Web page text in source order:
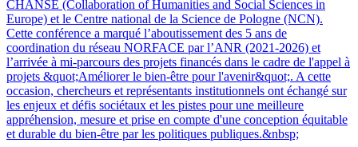
CHANSE (Collaboration of Humanities and Social Sciences in
Europe) et le Centre national de la Science de Pologne (NCN).
Cette conférence a marqué l’aboutissement des 5 ans de
coordination du réseau NORFACE par l’ANR (2021-2026) et
l’arrivée à mi-parcours des projets financés dans le cadre de l'appel à
projets &quot;Améliorer le bien-être pour l'avenir&quot;. A cette
occasion, chercheurs et représentants institutionnels ont échangé sur
les enjeux et défis sociétaux et les pistes pour une meilleure
appréhension, mesure et prise en compte d'une conception équitable
et durable du bien-être par les politiques publiques.&nbsp;